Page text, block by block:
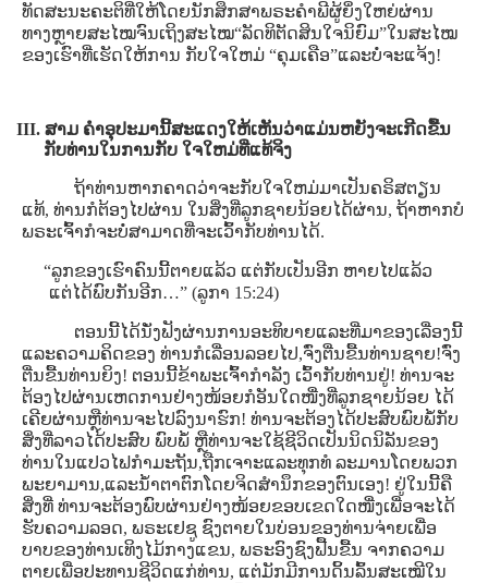
ທັດສະນະຄະຕິທີ່ໃຫ້ໂດຍນັກສຶກສາພຣະຄໍາພີຜູ້ຍິ່ງໃຫຍ່ຜ່ານ
ທາງຫຼາຍສະໄໝຈົນເຖິງສະໄໝ“ລັດທິຕັດສິນໃຈນິຍົມ”ໃນສະໄໝ
ຂອງເຮົາທີ່ເຮັດໃຫ້ການ ກັບໃຈໃຫມ່ “ຄຸມເຄືອ”ແລະບໍ່ຈະແຈ້ງ!
III. ສາມ ຄໍາອຸປະມານີ້ສະແດງໃຫ້ເຫັນວ່າແມ່ນຫຍັງຈະເກີດຂື້ນ
ກັບທ່ານໃນການກັບ ໃຈໃຫມ່ທີ່ແທ້ຈິງ
ຖ້າທ່ານຫາກຄາດວ່າຈະກັບໃຈໃຫມ່ມາເປັນຄຣິສຕຽນ
ແທ້, ທ່ານກໍຕ້ອງໄປຜ່ານ ໃນສິ່ງທີ່ລູກຊາຍນ້ອຍໄດ້ຜ່ານ, ຖ້າຫາກບໍ
ພຣະເຈົ້າກໍຈະບໍ່ສາມາດທີ່ຈະເວົ້າກັບທ່ານໄດ້.
“ລູກຂອງເຮົາຄົນນີ້ຕາຍແລ້ວ ແຕ່ກັບເປັນອີກ ຫາຍໄປແລ້ວ
ແຕ່ໄດ້ພົບກັນອີກ…” (ລູກາ 15:24)
ຕອນນີ້ໄດ້ນັ່ງຟັງຜ່ານການອະທິບາຍແລະທີ່ມາຂອງເລື່ອງນີ້
ແລະຄວາມຄິດຂອງ ທ່ານກໍເລື່ອນລອຍໄປ,ຈົ່ງຕື່ນຂື້ນທ່ານຊາຍ!ຈົ່ງ
ຕື່ນຂື້ນທ່ານຍິງ! ຕອນນີ້ຂ້າພະເຈົ້າກໍາລັງ ເວົ້າກັບທ່ານຢູ່! ທ່ານຈະ
ຕ້ອງໄປຜ່ານເຫດການຢ່າງໜ້ອຍກໍອັນໃດໜື່ງທີ່ລູກຊາຍນ້ອຍ ໄດ້
ເຄີຍຜ່ານຫຼືທ່ານຈະໄປລົງນາຮົກ! ທ່ານຈະຕ້ອງໄດ້ປະສົບພົບພໍ້ກັບ
ສິ່ງທີ່ລາວໄດ້ປະສົບ ພົບພໍ້ ຫຼືທ່ານຈະໃຊ້ຊີວິດເປັນນິດນິລັນຂອງ
ທ່ານໃນແປວໄຟກໍາມະຖັນ,ຖືກເຈາະແລະທຸກທໍ ລະມານໂດຍພວກ
ພະຍາມານ,ແລະນໍ້າຕາຕົກໂດຍຈິດສໍານຶກຂອງຕົນເອງ! ຢູ່ໃນນີ້ຄື
ສິ່ງທີ່ ທ່ານຈະຕ້ອງພົບຜ່ານຢ່າງໜ້ອຍຂອບເຂດໃດໜື່ງເພື່ອຈະໄດ້
ຮັບຄວາມລອດ, ພຣະເຢຊູ ຊົງຕາຍໃນບ່ອນຂອງທ່ານຈ່າຍເພື່ອ
ບາບຂອງທ່ານເທິງໄມ້ກາງແຂນ, ພຣະອົງຊົງຟື້ນຂື້ນ ຈາກຄວາມ
ຕາຍເພື່ອປະທານຊີວິດແກ່ທ່ານ, ແຕ່ມັກມີການດິ້ນລົ້ນສະເໝີໃນ